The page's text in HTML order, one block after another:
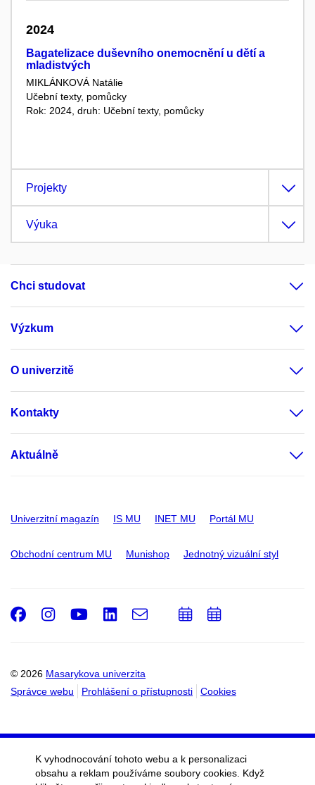
2024
Bagatelizace duševního onemocnění u dětí a
mladistvých
MIKLÁNKOVÁ Natálie
Učební texty, pomůcky
Rok: 2024, druh: Učební texty, pomůcky
Projekty
Výuka
Chci studovat
Výzkum
O univerzitě
Kontakty
Aktuálně
Univerzitní magazín IS MU INET MU Portál MU
Obchodní centrum MU Munishop Jednotný vizuální styl
© 2026 Masarykova univerzita
Správce webu
Prohlášení o přístupnosti Cookies
Facebook
Instagram
Youtube
LinkedIn
e-
PřidatPřidat
K vyhodnocování tohoto webu a k personalizaci
obsahu a reklam používáme soubory cookies. Když